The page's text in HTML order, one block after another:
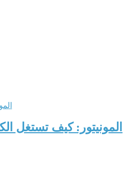
المونيتور: كيف تستغل